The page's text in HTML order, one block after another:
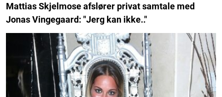
Mattias Skjelmose afslører privat samtale med
Jonas Vingegaard: "Jerg kan ikke.."